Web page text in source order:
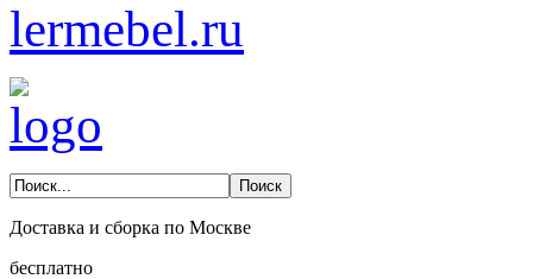
lermebel.ru
Доставка и сборка по Москве
бесплатно